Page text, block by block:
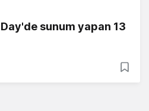
sunum yapan 13